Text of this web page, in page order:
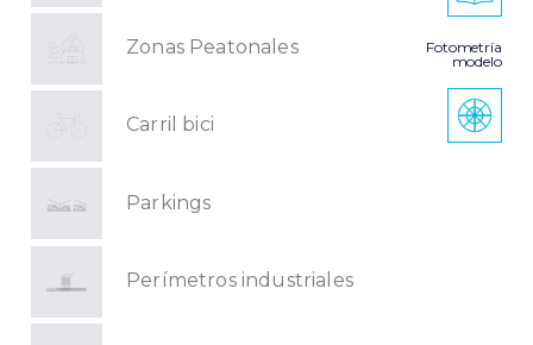
Zonas Peatonales
Carril bici
Parkings
Perímetros industriales
Fotometría
modelo